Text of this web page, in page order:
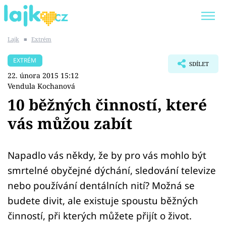
SHOPAHOLICADEL
Témata
Showbyznys
Youtubeři
Virály
Lajk ■ Extrém
EXTRÉM
22. února 2015 15:12
Vendula Kochanová
SDÍLET
10 běžných činností, které
vás můžou zabít
Napadlo vás někdy, že by pro vás mohlo být
smrtelné obyčejné dýchání, sledování televize
nebo používání dentálních nití? Možná se
budete divit, ale existuje spoustu běžných
činností, při kterých můžete přijít o život.